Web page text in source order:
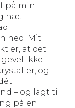
på min
næ.
hed. Mit
er, at det
ikke
og
– og lagt til
på en